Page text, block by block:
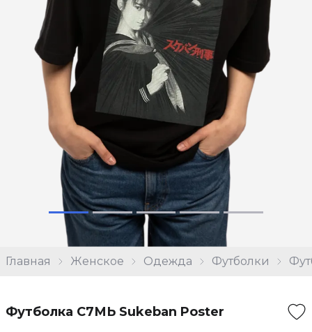
Главная Женское Одежда Футболки
Футболка С7МЬ Sukeban Poster